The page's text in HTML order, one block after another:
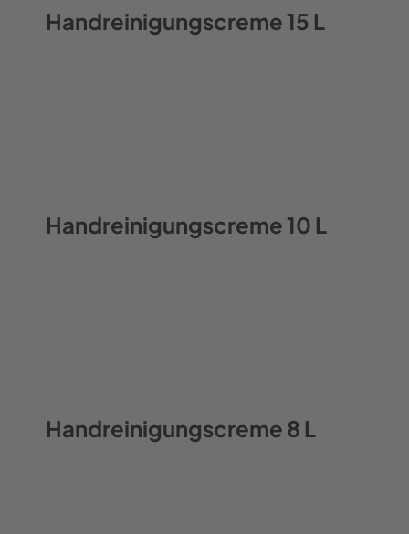
Handreinigungscreme 15 L
Handreinigungscreme 10 L
Handreinigungscreme 8 L